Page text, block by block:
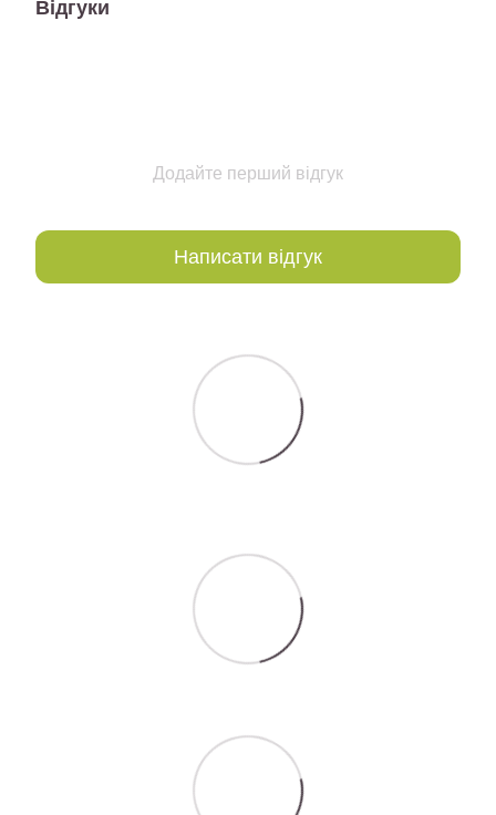
Відгуки
Додайте перший відгук
Написати відгук